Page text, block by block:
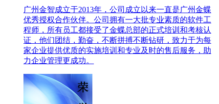
广州金智成立于2013年，公司成立以来一直是广州金蝶
优秀授权合作伙伴。公司拥有一大批专业素质的软件工
程师，所有员工都接受了金蝶总部的正式培训和考核认
证，他们团结，勤奋，不断拼搏不断钻研，致力于为每
家企业提供优质的实施培训和专业及时的售后服务，助
力企业管理更成功。